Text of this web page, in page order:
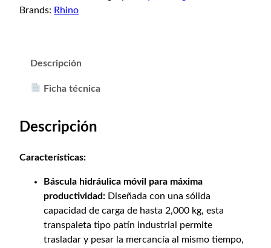
Brands: Rhino
Descripción
Ficha técnica
Descripción
Características:
Báscula hidráulica móvil para máxima
productividad: Diseñada con una sólida
capacidad de carga de hasta 2,000 kg, esta
transpaleta tipo patín industrial permite
trasladar y pesar la mercancía al mismo tiempo,